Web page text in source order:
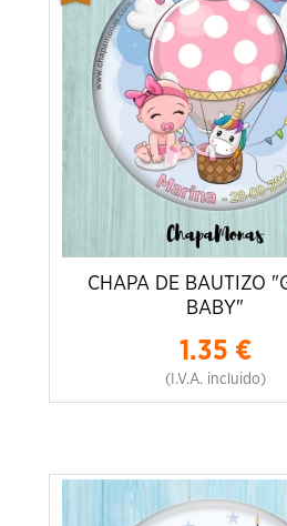
CHAPA DE BAUTIZO
BABY"
1.35 €
(I.V.A. incluido)